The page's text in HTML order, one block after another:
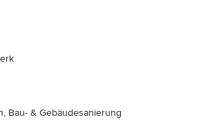
Bau- & Gebäudesanierung